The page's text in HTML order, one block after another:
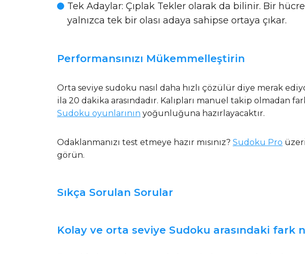
Tek Adaylar: Çıplak Tekler olarak da bilinir. Bir
yalnızca tek bir olası adaya sahipse ortaya çıkar.
Performansınızı Mükemmelleştirin
Orta seviye sudoku nasıl daha hızlı çözülür diye merak
ila 20 dakika arasındadır. Kalıpları manuel takip
Sudoku oyunlarının yoğunluğuna hazırlayacaktır.
Odaklanmanızı test etmeye hazır mısınız? Sudoku Pro
görün.
Sıkça Sorulan Sorular
Kolay ve orta seviye Sudoku arasındaki fark